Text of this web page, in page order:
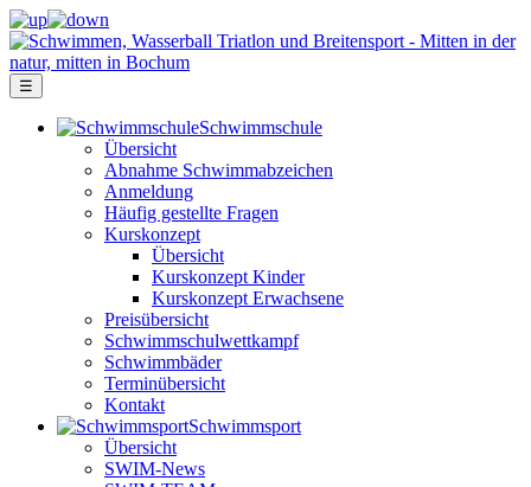
☰
Schwimm­schule
Übersicht
Ab­nah­me Schwimm­ab­zei­chen
Anmeldung
Häufig gestellte Fragen
Kurs­konzept
Übersicht
Kurskonzept Kinder
Kurskonzept Erwachsene
Preis­über­sicht
Schwimm­schul­wett­kampf
Schwimm­bäder
Terminübersicht
Kontakt
Schwimm­sport
Übersicht
SWIM-News